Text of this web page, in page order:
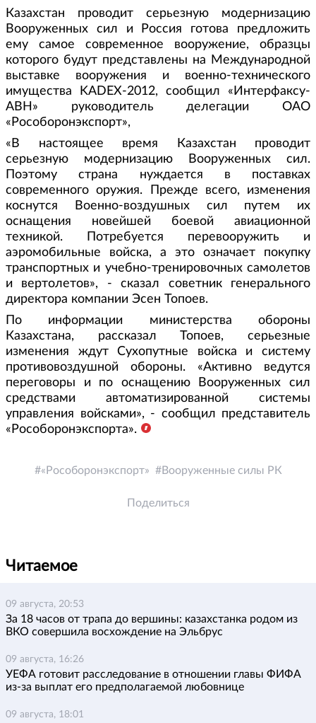
Казахстан проводит серьезную модернизацию
Вооруженных сил и Россия готова предложить
ему самое современное вооружение, образцы
которого будут представлены на Международной
выставке вооружения и военно-технического
имущества KADEX-2012, сообщил «Интерфаксу-
АВН» руководитель делегации ОАО
«Рособоронэкспорт»,
«В настоящее время Казахстан проводит
серьезную модернизацию Вооруженных сил.
Поэтому страна нуждается в поставках
современного оружия. Прежде всего, изменения
коснутся Военно-воздушных сил путем их
оснащения новейшей боевой авиационной
техникой. Потребуется перевооружить и
аэромобильные войска, а это означает покупку
транспортных и учебно-тренировочных самолетов
и вертолетов», - сказал советник генерального
директора компании Эсен Топоев.
По информации министерства обороны
Казахстана, рассказал Топоев, серьезные
изменения ждут Сухопутные войска и систему
противовоздушной обороны. «Активно ведутся
переговоры и по оснащению Вооруженных сил
средствами автоматизированной системы
управления войсками», - сообщил представитель
«Рособоронэкспорта».
«Рособоронэкспорт» Вооруженные силы РК
Поделиться
Читаемое
09 августа, 20:53
За 18 часов от трапа до вершины: казахстанка родом из
ВКО совершила восхождение на Эльбрус
09 августа, 16:26
УЕФА готовит расследование в отношении главы ФИФА
из-за выплат его предполагаемой любовнице
09 августа, 18:01